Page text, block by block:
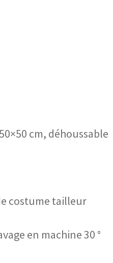
cm, déhoussable
costume tailleur
en machine 30 °